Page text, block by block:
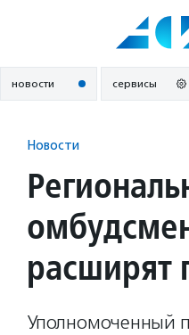
новости сервисы
Новости
расширят
Уполномоченный